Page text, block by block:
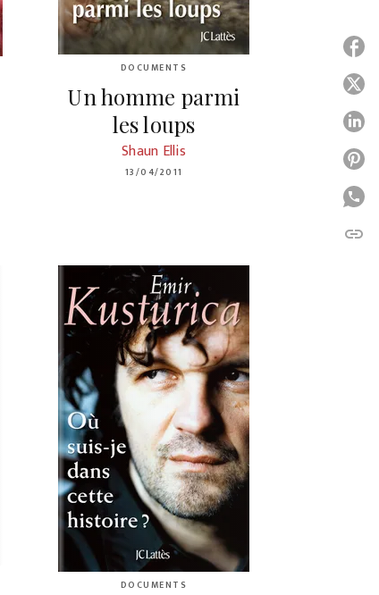
DOCUMENTS
Un homme parmi
les loups
Shaun Ellis
13/04/2011
DOCUMENTS
link